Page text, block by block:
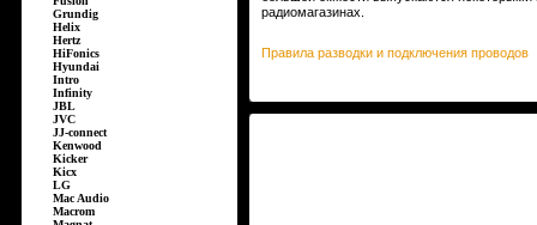
Grundig
Helix
Hertz
HiFonics
Hyundai
Intro
Infinity
JBL
JVC
JJ-connect
Kenwood
Kicker
Kicx
LG
Mac Audio
Macrom
радиомагазинах.
Правила разводки и подключения проводов